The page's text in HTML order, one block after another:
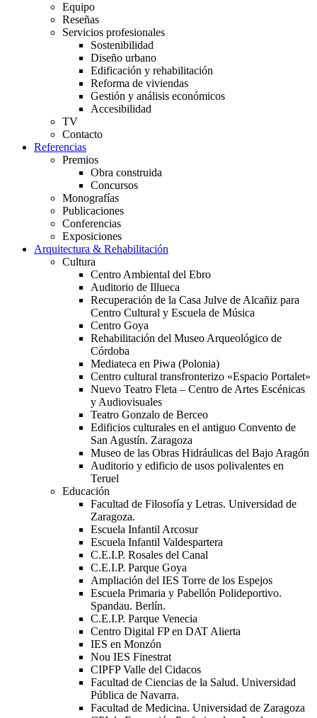
Equipo
Reseñas
Servicios profesionales
Sostenibilidad
Diseño urbano
Edificación y rehabilitación
Reforma de viviendas
Gestión y análisis económicos
Accesibilidad
TV
Contacto
Referencias
Premios
Obra construida
Concursos
Monografías
Publicaciones
Conferencias
Exposiciones
Arquitectura & Rehabilitación
Cultura
Centro Ambiental del Ebro
Auditorio de Illueca
Recuperación de la Casa Julve de Alcañiz para
Centro Cultural y Escuela de Música
Centro Goya
Rehabilitación del Museo Arqueológico de
Córdoba
Mediateca en Piwa (Polonia)
Centro cultural transfronterizo «Espacio Portalet»
Nuevo Teatro Fleta – Centro de Artes Escénicas
y Audiovisuales
Teatro Gonzalo de Berceo
Edificios culturales en el antiguo Convento de
San Agustín. Zaragoza
Museo de las Obras Hidráulicas del Bajo Aragón
Auditorio y edificio de usos polivalentes en
Teruel
Educación
Facultad de Filosofía y Letras. Universidad de
Zaragoza.
Escuela Infantil Arcosur
Escuela Infantil Valdespartera
C.E.I.P. Rosales del Canal
C.E.I.P. Parque Goya
Ampliación del IES Torre de los Espejos
Escuela Primaria y Pabellón Polideportivo.
Spandau. Berlín.
C.E.I.P. Parque Venecia
Centro Digital FP en DAT Alierta
IES en Monzón
Nou IES Finestrat
CIPFP Valle del Cidacos
Facultad de Ciencias de la Salud. Universidad
Pública de Navarra.
Facultad de Medicina. Universidad de Zaragoza